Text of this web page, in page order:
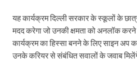
यह कार्यक्रम दिल्ली सरकार के स्कूलों के
मदद करेगा जो उनकी क्षमता को अनलॉक करने
कार्यक्रम का हिस्सा बनने के लिए साइन अप
उनके करियर से संबंधित सवालों के जवाब